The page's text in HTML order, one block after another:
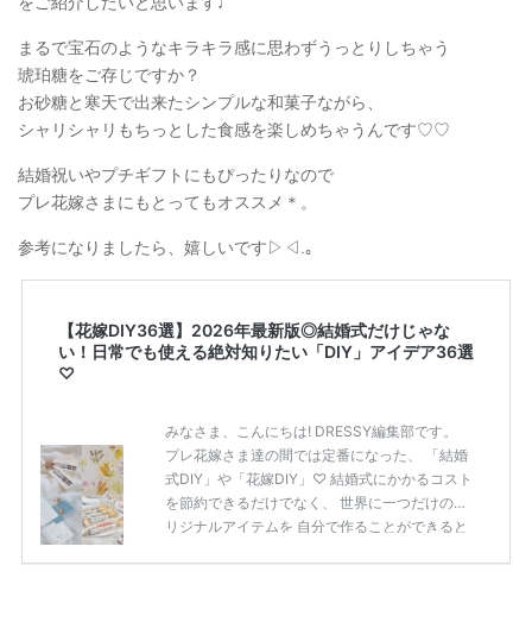
まるで宝石のようなキラキラ感に思わずうっとりしちゃう
琥珀糖をご存じですか？
お砂糖と寒天で出来たシンプルな和菓子ながら、
シャリシャリもちっとした食感を楽しめちゃうんです♡♡
結婚祝いやプチギフトにもぴったりなので
プレ花嫁さまにもとってもオススメ＊。
参考になりましたら、嬉しいです▷◁.｡
【花嫁DIY36選】2026年最新版◎結婚式だけじゃな
い！日常でも使える絶対知りたい「DIY」アイデア36選
♡
みなさま、こんにちは! DRESSY編集部です。
プレ花嫁さま達の間では定番になった、 「結婚
式DIY」や「花嫁DIY」♡ 結婚式にかかるコスト
を節約できるだけでなく、 世界に一つだけのオ
リジナルアイテムを 自分で作ることができると